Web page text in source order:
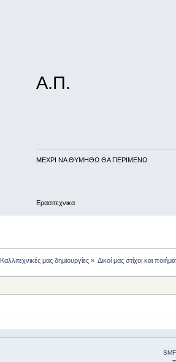
Α.Π.
ΜΕΧΡΙ ΝΑ ΘΥΜHΘΩ ΘΑ ΠΕΡΙΜΕΝΩ
Ερασιτεχνικα
Καλλιτεχνικές μας δημιουργίες» Δικοί μας στίχοι και